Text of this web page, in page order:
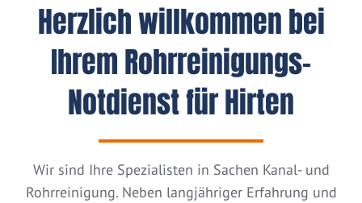
Herzlich willkommen bei
Ihrem Rohrreinigungs-
Notdienst für Hirten
Wir sind Ihre Spezialisten in Sachen Kanal- und
Rohrreinigung. Neben langjähriger Erfahrung und